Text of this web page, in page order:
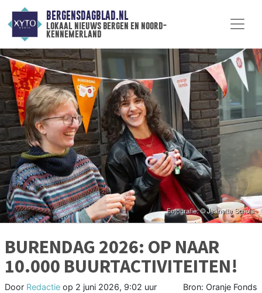
BERGENSDAGBLAD.NL
lokaal nieuws bergen en noord-
kennemerland
BURENDAG 2026: OP NAAR
10.000 BUURTACTIVITEITEN!
Door Redactie op 2 juni 2026, 9:02 uur Bron: Oranje Fonds